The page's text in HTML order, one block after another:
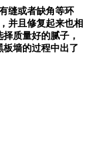
缝或者缺角等环
并且修复起来也相
质量好的腻子，
墙的过程中出了